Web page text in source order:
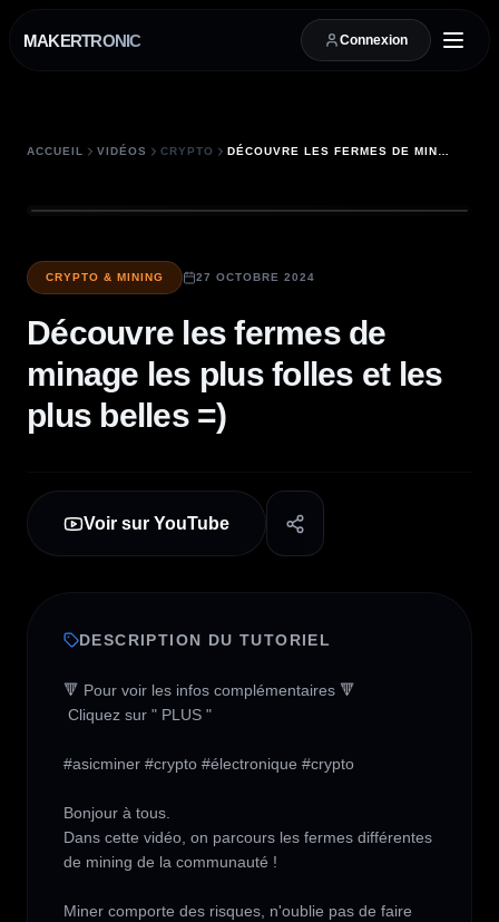
MAKERTRONIC Connexion
ACCUEIL VIDÉOS CRYPTO
CRYPTO & MINING 27 OCTOBRE 2024
Découvre les fermes de
minage les plus folles et les
plus belles =)
Voir sur YouTube
DESCRIPTION DU TUTORIEL
🔻 Pour voir les infos complémentaires 🔻
#asicminer #crypto #électronique #crypto
Bonjour à tous.
Dans cette vidéo, on parcours les fermes différentes
de mining de la communauté !
Miner comporte des risques, n'oublie pas de faire